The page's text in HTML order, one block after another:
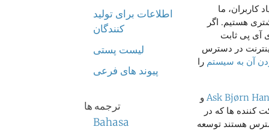
اطلاعات برای تولید
کنندگان
لیست پستی
پیوند های فرعی
ترجمه ها
Bahasa
کاربران، ما
هستیم. اگر
آی پی ثابت
در دسترس
آن به سیستم را
Ask Bjørn و
کننده ها که در
هستند توسعه